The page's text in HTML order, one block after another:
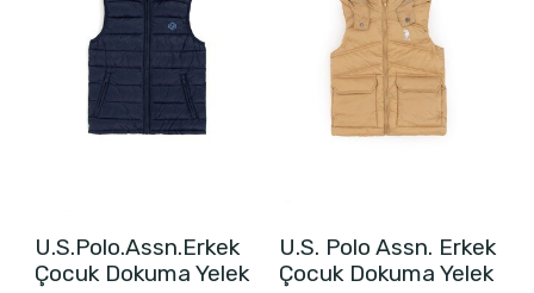
U.S.Polo.Assn.Erkek
Çocuk Dokuma Yelek
U.S. Polo Assn. Erkek
Çocuk Dokuma Yelek